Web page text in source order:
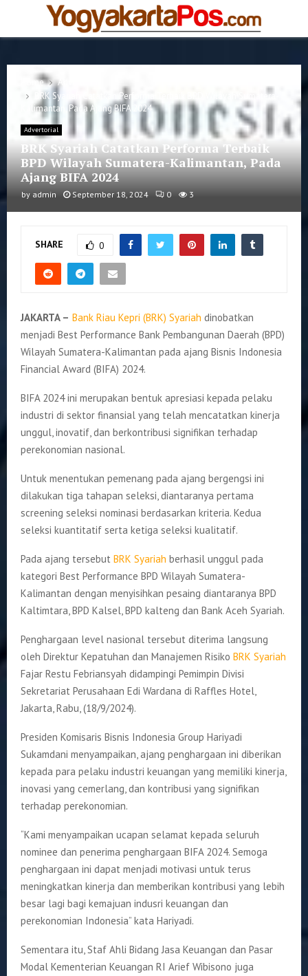
PRIMARY
Home
Advertorial
BRK Syariah Catatkan Performa Terbaik BPD Wilayah Sumatera-
Kalimantan, Pada Ajang BIFA 2024
Advertorial
BRK Syariah Catatkan Performa Terbaik
BPD Wilayah Sumatera-Kalimantan, Pada
Ajang BIFA 2024
by admin September 18, 2024 0 3
SHARE 0
JAKARTA – Bank Riau Kepri (BRK) Syariah dinobatkan
menjadi Best Performance Bank Pembangunan Daerah (BPD)
Wilayah Sumatera-Kalimantan pada ajang Bisnis Indonesia
Financial Award (BIFA) 2024.
BIFA 2024 ini merupakan bentuk apresiasi kepada pelaku
industri di sektor finansial yang telah mencatatkan kinerja
unggul, inovatif, dan berkontribusi signifikan terhadap
perekonomian nasional.
Untuk menentukan pemenang pada ajang bergengsi ini
dilakukan tiga tahapan seleksi, diantaranya pertama
screening seleksi nominasi berdasarkan kriteria. Kedua
seleksi kuantitatif serta ketiga seleksi kualitatif.
Pada ajang tersebut BRK Syariah berhasil unggul pada
kategori Best Performance BPD Wilayah Sumatera-
Kalimantan dengan menyisihkan pesaing diantaranya BPD
Kaltimtara, BPD Kalsel, BPD kalteng dan Bank Aceh Syariah.
Penghargaan level nasional tersebut diterima langsung
oleh Direktur Kepatuhan dan Manajemen Risiko BRK Syariah
Fajar Restu Febriansyah didampingi Pemimpin Divisi
Sekretariat Perusahaan Edi Wardana di Raffles Hotel,
Jakarta, Rabu, (18/9/2024).
Presiden Komisaris Bisnis Indonesia Group Hariyadi
Sukamdani menyampaikan, ajang penghargaan ini diberikan
kepada para pelaku industri keuangan yang memiliki kinerja,
inovasi yang cemerlang, dan kontribusi yang signifikan
terhadap perekonomian.
“Kami menyampaikan ucapan selamat kepada seluruh
nominee dan penerima penghargaan BIFA 2024. Semoga
penghargaan ini dapat menjadi motivasi untuk terus
meningkatkan kinerja dan memberikan kontribusi yang lebih
besar lagi bagi kemajuan indusri keuangan dan
perekonomian Indonesia” kata Hariyadi.
Sementara itu, Staf Ahli Bidang Jasa Keuangan dan Pasar
Modal Kementerian Keuangan RI Arief Wibisono juga